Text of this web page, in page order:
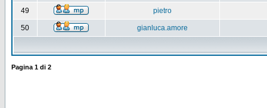
49 pietro
50 gianluca.amore
Pagina 1 di 2